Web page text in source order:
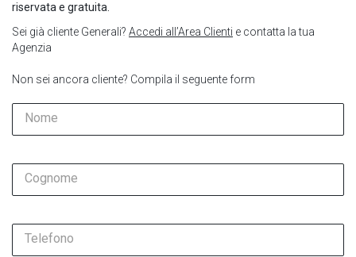
riservata e gratuita.
Sei già cliente Generali? Accedi all’Area Clienti e contatta la tua
Agenzia
Non sei ancora cliente? Compila il seguente form
Nome
Cognome
Telefono